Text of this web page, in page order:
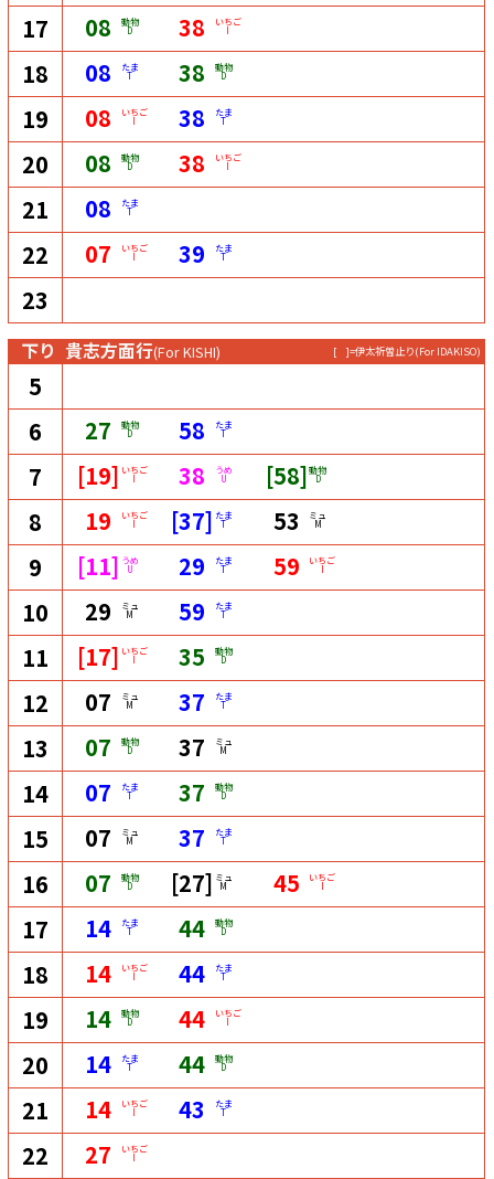
17 08 動物
D 38 いちご
I
18 08 たま
T 38 動物
D
19 08 いちご
I 38 たま
T
20 08 動物
D 38 いちご
I
21 08 たま
T
22 07 いちご
I 39 たま
T
23
下り 貴志方面行(For KISHI) [ ]=伊太祈曽止り(For IDAKISO)
5
6
27 動物
D 58 たま
T
7 [19] いちご
I 38 うめ
U [58] 動物
D
8 19 いちご
I [37] たま
T 53 ミュ
M
9 [11] うめ
U 29 たま
T 59 いちご
I
10 29 ミュ
M 59 たま
T
11 [17] いちご
I 35 動物
D
12 07 ミュ
M 37 たま
T
13 07 動物
D 37 ミュ
M
14 07 たま
T 37 動物
D
15 07 ミュ
M 37 たま
T
16 07 動物
D [27] ミュ
M 45 いちご
I
17 14 たま
T 44 動物
D
18 14 いちご
I 44 たま
T
19 14 動物
D 44 いちご
I
20 14 たま
T 44 動物
D
21 14 いちご
I 43 たま
T
22 27 いちご
I